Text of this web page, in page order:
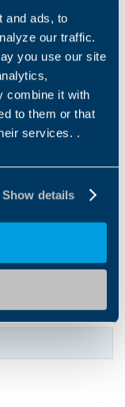
and ads, to
our traffic.
you use our site
combine it with
to them or that
services. .
Show details